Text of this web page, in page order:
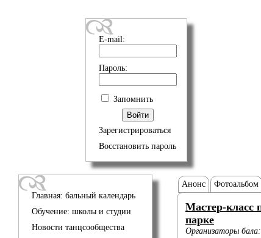
E-mail:
Пароль:
Запомнить
Зарегистрироваться
Восстановить пароль
Главная: бальный календарь
Обучение: школы и студии
Новости танцсообщества
Анонс Фотоальбом
Мастер-класс
парке
Организаторы бала: